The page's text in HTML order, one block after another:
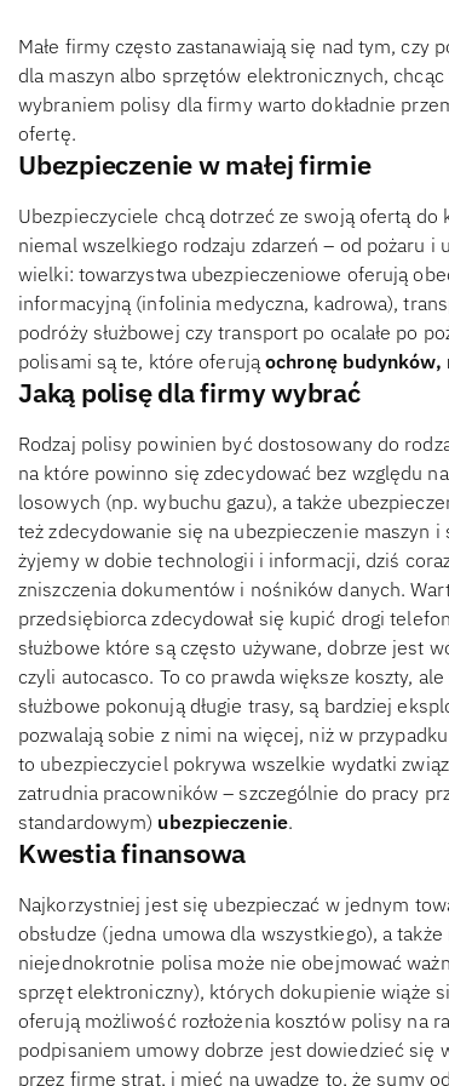
Małe firmy często zastanawiają się nad tym, czy
dla maszyn albo sprzętów elektronicznych,
wybraniem polisy dla firmy warto dokładnie
ofertę.
Ubezpieczenie w małej firmie
Ubezpieczyciele chcą dotrzeć ze swoją ofertą
niemal wszelkiego rodzaju zdarzeń – od pożaru i
wielki: towarzystwa ubezpieczeniowe oferują
informacyjną (infolinia medyczna, kadrowa),
podróży służbowej czy transport po ocalałe po
polisami są te, które oferują ochronę budynków,
Jaką polisę dla firmy wybrać
Rodzaj polisy powinien być dostosowany do
na które powinno się zdecydować bez względu
losowych (np. wybuchu gazu), a także
też zdecydowanie się na ubezpieczenie maszyn
żyjemy w dobie technologii i informacji, dziś
zniszczenia dokumentów i nośników danych.
przedsiębiorca zdecydował się kupić drogi
służbowe które są często używane, dobrze jest
czyli autocasco. To co prawda większe koszty,
służbowe pokonują długie trasy, są bardziej
pozwalają sobie z nimi na więcej, niż w
to ubezpieczyciel pokrywa wszelkie wydatki
zatrudnia pracowników – szczególnie do pracy
standardowym) ubezpieczenie.
Kwestia finansowa
Najkorzystniej jest się ubezpieczać w jednym
obsłudze (jedna umowa dla wszystkiego), a
niejednokrotnie polisa może nie obejmować
sprzęt elektroniczny), których dokupienie wiąże
oferują możliwość rozłożenia kosztów polisy na
podpisaniem umowy dobrze jest dowiedzieć się
przez firmę strat, i mieć na uwadze to, że sumy